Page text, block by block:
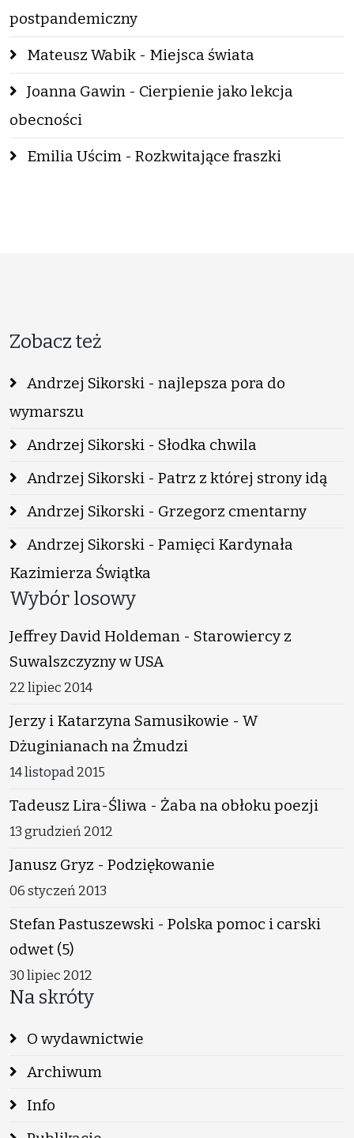
postpandemiczny
Mateusz Wabik - Miejsca świata
Joanna Gawin - Cierpienie jako lekcja
obecności
Emilia Uścim - Rozkwitające fraszki
Zobacz też
Andrzej Sikorski - najlepsza pora do
wymarszu
Andrzej Sikorski - Słodka chwila
Andrzej Sikorski - Patrz z której strony idą
Andrzej Sikorski - Grzegorz cmentarny
Andrzej Sikorski - Pamięci Kardynała
Kazimierza Świątka
Wybór losowy
Jeffrey David Holdeman - Starowiercy z
Suwalszczyzny w USA
22 lipiec 2014
Jerzy i Katarzyna Samusikowie - W
Dżuginianach na Żmudzi
14 listopad 2015
Tadeusz Lira-Śliwa - Żaba na obłoku poezji
13 grudzień 2012
Janusz Gryz - Podziękowanie
06 styczeń 2013
Stefan Pastuszewski - Polska pomoc i carski
odwet (5)
30 lipiec 2012
Na skróty
O wydawnictwie
Archiwum
Info